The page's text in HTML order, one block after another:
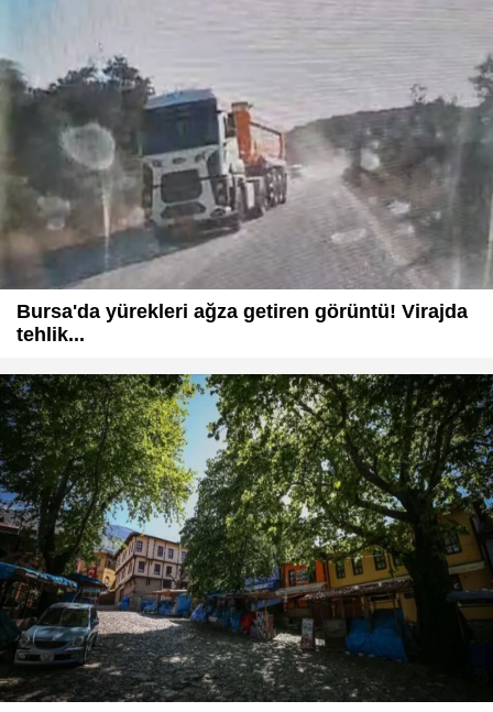
Bursa'da yürekleri ağza getiren görüntü! Virajda
tehlik...